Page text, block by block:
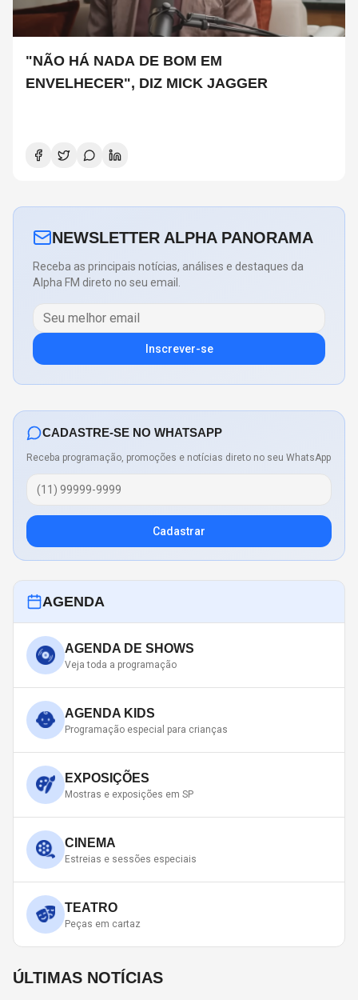
"NÃO HÁ NADA DE BOM EM
ENVELHECER", DIZ MICK JAGGER
NEWSLETTER ALPHA PANORAMA
Receba as principais notícias, análises e destaques da
Alpha FM direto no seu email.
Inscrever-se
CADASTRE-SE NO WHATSAPP
Receba programação, promoções e notícias direto no seu WhatsApp
Cadastrar
AGENDA
AGENDA DE SHOWS
Veja toda a programação
AGENDA KIDS
Programação especial para crianças
EXPOSIÇÕES
Mostras e exposições em SP
CINEMA
Estreias e sessões especiais
TEATRO
Peças em cartaz
ÚLTIMAS NOTÍCIAS